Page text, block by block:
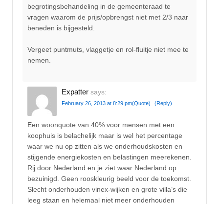
begrotingsbehandeling in de gemeenteraad te
vragen waarom de prijs/opbrengst niet met 2/3 naar
beneden is bijgesteld.
Vergeet puntmuts, vlaggetje en rol-fluitje niet mee te
nemen.
Expatter says:
February 26, 2013 at 8:29 pm(Quote) (Reply)
Een woonquote van 40% voor mensen met een
koophuis is belachelijk maar is wel het percentage
waar we nu op zitten als we onderhoudskosten en
stijgende energiekosten en belastingen meerekenen.
Rij door Nederland en je ziet waar Nederland op
bezuinigd. Geen rooskleurig beeld voor de toekomst.
Slecht onderhouden vinex-wijken en grote villa’s die
leeg staan en helemaal niet meer onderhouden